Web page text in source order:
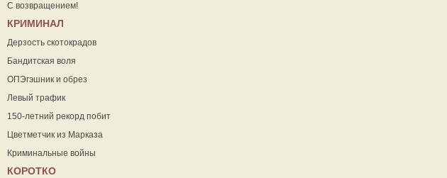
С возвращением!
КРИМИНАЛ
Дерзость скотокрадов
Бандитская воля
ОПЭгэшник и обрез
Левый трафик
150-летний рекорд побит
Цветметчик из Марказа
Криминальные войны
КОРОТКО